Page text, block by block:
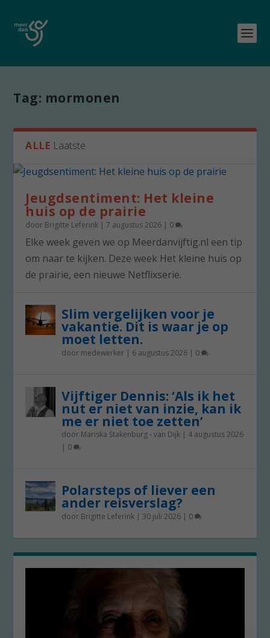
Tag: mormonen
ALLE Laatste
Jeugdsentiment: Het kleine
huis op de prairie
door Brigitte Leferink |7 augustus 2026 | 0
Elke week geven we op Meerdanvijftig.nl een tip
om naar te kijken. Deze week Het kleine huis op
de prairie, een nieuwe Netflixserie.
Slim vergelijken voor je
vakantie. Dit is waar je op
moet letten.
door medewerker | 6 augustus 2026 | 0
Vijftiger Dennis: ‘Als ik het
nut er niet van inzie, kan ik
me er niet toe zetten’
door Mariska Stakenburg - van Dijk | 4 augustus 2026
| 0
Polarsteps of liever een
ander reisverslag?
door Brigitte Leferink | 30 juli 2026 | 0